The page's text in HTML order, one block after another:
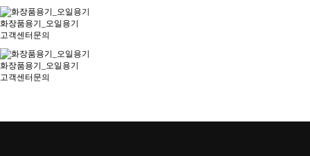
화장품용기_오일용기
고객센터문의
화장품용기_오일용기
고객센터문의